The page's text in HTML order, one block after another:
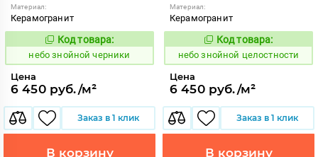
Материал:
Керамогранит
1113494
Код товара:
небо знойной черники
Цена
6 450 руб./м²
Заказ в 1 клик
В корзину
Материал:
Керамогранит
1113493
Код товара:
небо знойной целостности
Цена
6 450 руб./м²
Заказ в 1 клик
В корзину